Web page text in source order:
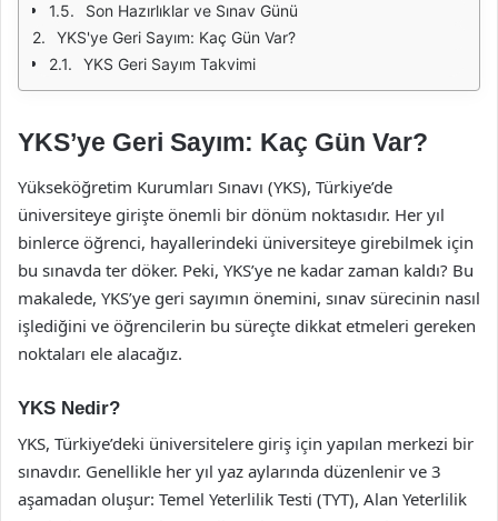
Son Hazırlıklar ve Sınav Günü
YKS'ye Geri Sayım: Kaç Gün Var?
YKS Geri Sayım Takvimi
YKS’ye Geri Sayım: Kaç Gün Var?
Yükseköğretim Kurumları Sınavı (YKS), Türkiye’de
üniversiteye girişte önemli bir dönüm noktasıdır. Her yıl
binlerce öğrenci, hayallerindeki üniversiteye girebilmek için
bu sınavda ter döker. Peki, YKS’ye ne kadar zaman kaldı? Bu
makalede, YKS’ye geri sayımın önemini, sınav sürecinin nasıl
işlediğini ve öğrencilerin bu süreçte dikkat etmeleri gereken
noktaları ele alacağız.
YKS Nedir?
YKS, Türkiye’deki üniversitelere giriş için yapılan merkezi bir
sınavdır. Genellikle her yıl yaz aylarında düzenlenir ve 3
aşamadan oluşur: Temel Yeterlilik Testi (TYT), Alan Yeterlilik